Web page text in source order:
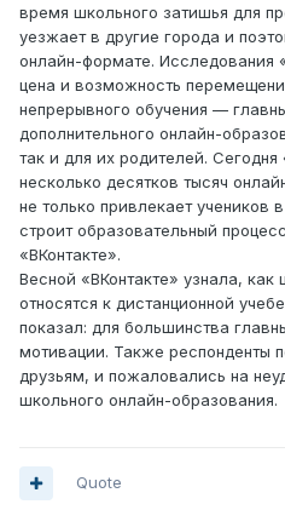
время школьного затишья для
уезжает в другие города и
онлайн-формате. Исследования
цена и возможность
непрерывного обучения —
дополнительного онлайн-
так и для их родителей. Сегодня
несколько десятков тысяч
не только привлекает учеников
строит образовательный
«ВКонтакте».
Весной «ВКонтакте» узнала, как
относятся к дистанционной
показал: для большинства
мотивации. Также респонденты
друзьям, и пожаловались на
школьного онлайн-образования.
Quote